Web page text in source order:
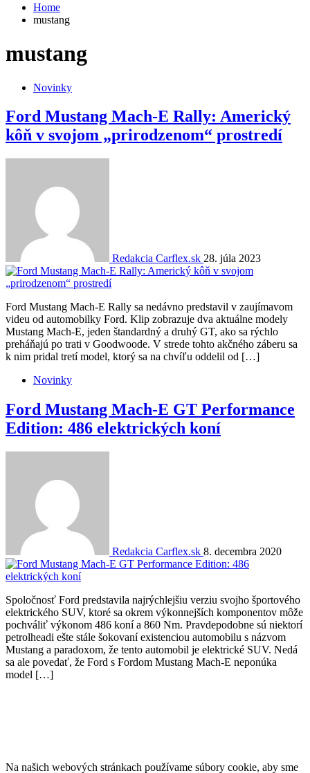
Home
mustang
mustang
Novinky
Ford Mustang Mach-E Rally: Americký
kôň v svojom „prirodzenom“ prostredí
Redakcia Carflex.sk 28. júla 2023
Ford Mustang Mach-E Rally sa nedávno predstavil v zaujímavom
videu od automobilky Ford. Klip zobrazuje dva aktuálne modely
Mustang Mach-E, jeden štandardný a druhý GT, ako sa rýchlo
preháňajú po trati v Goodwoode. V strede tohto akčného záberu sa
k nim pridal tretí model, ktorý sa na chvíľu oddelil od […]
Novinky
Ford Mustang Mach-E GT Performance
Edition: 486 elektrických koní
Redakcia Carflex.sk 8. decembra 2020
Spoločnosť Ford predstavila najrýchlejšiu verziu svojho športového
elektrického SUV, ktoré sa okrem výkonnejších komponentov môže
pochváliť výkonom 486 koní a 860 Nm. Pravdepodobne sú niektorí
petrolheadi ešte stále šokovaní existenciou automobilu s názvom
Mustang a paradoxom, že tento automobil je elektrické SUV. Nedá
sa ale povedať, že Ford s Fordom Mustang Mach-E neponúka
model […]
Na našich webových stránkach používame súbory cookie, aby sme